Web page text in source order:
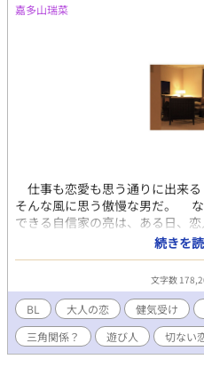
嘉多山瑞菜
仕事も恋愛も思う通りに出来
そんな風に思う傲慢な男だ。
できる自信家の亮は、ある日、
げられる。 仕事でニューヨー
自分が放って置かれることに我
本気未満」の別の相手との恋人
しながら選んだ相手は健志と真
約束通り、愛情抜き、心は自由の
知り、桂との関係を深めていく
係」に自分が振り回されはじめ
なり、縛られどんどん身動きが
続きを
文字数
BL 大人の恋 健気受け
三角関係？
遊び人 切ない